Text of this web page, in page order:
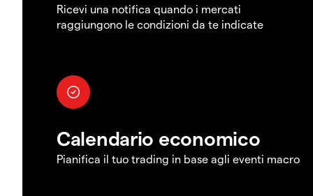
Ricevi una notifica quando i mercati
raggiungono le condizioni da te indicate
Calendario economico
Pianifica il tuo trading in base agli eventi macro